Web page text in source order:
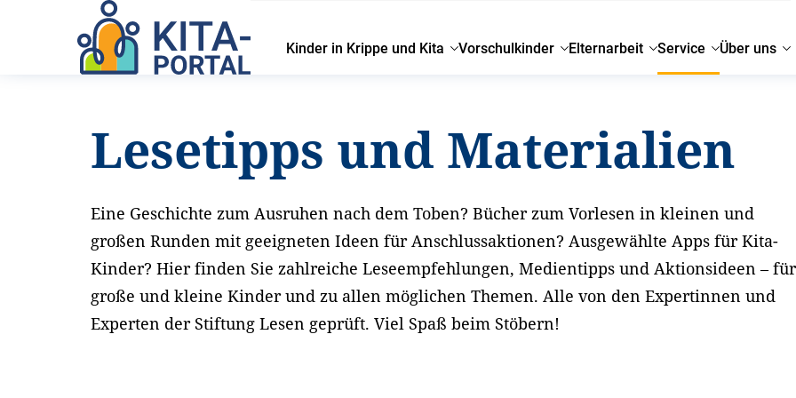
Kinder in Krippe und Kita Vorschulkinder Elternarbeit Service Über uns
Startseite Service Lesetipps und Materialien
Lesetipps und Materialien
Eine Geschichte zum Ausruhen nach dem Toben? Bücher zum Vorlesen in kleinen und
großen Runden mit geeigneten Ideen für Anschlussaktionen? Ausgewählte Apps für Kita-
Kinder? Hier finden Sie zahlreiche Leseempfehlungen, Medientipps und Aktionsideen – für
große und kleine Kinder und zu allen möglichen Themen. Alle von den Expertinnen und
Experten der Stiftung Lesen geprüft. Viel Spaß beim Stöbern!